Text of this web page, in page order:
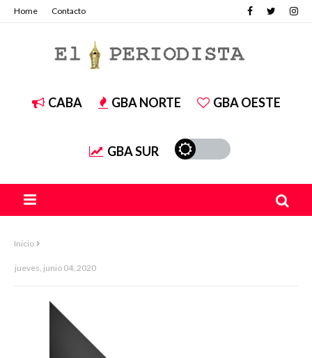
Home Contacto
CABA GBA NORTE GBA OESTE
GBA SUR
Inicio
jueves, junio 04, 2020